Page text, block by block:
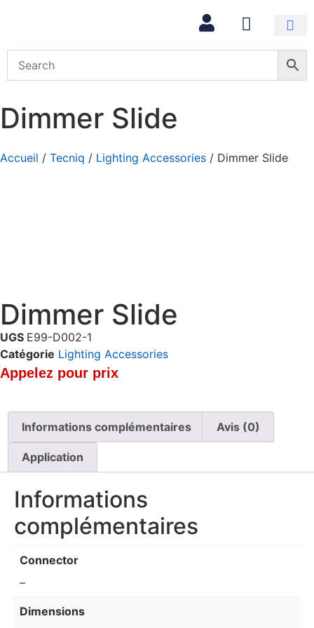
Dimmer Slide
Accueil / Tecniq / Lighting Accessories / Dimmer Slide
Dimmer Slide
UGS E99-D002-1
Catégorie Lighting Accessories
Appelez pour prix
Informations complémentaires Avis (0)
Application
Informations
complémentaires
Connector
–
Dimensions